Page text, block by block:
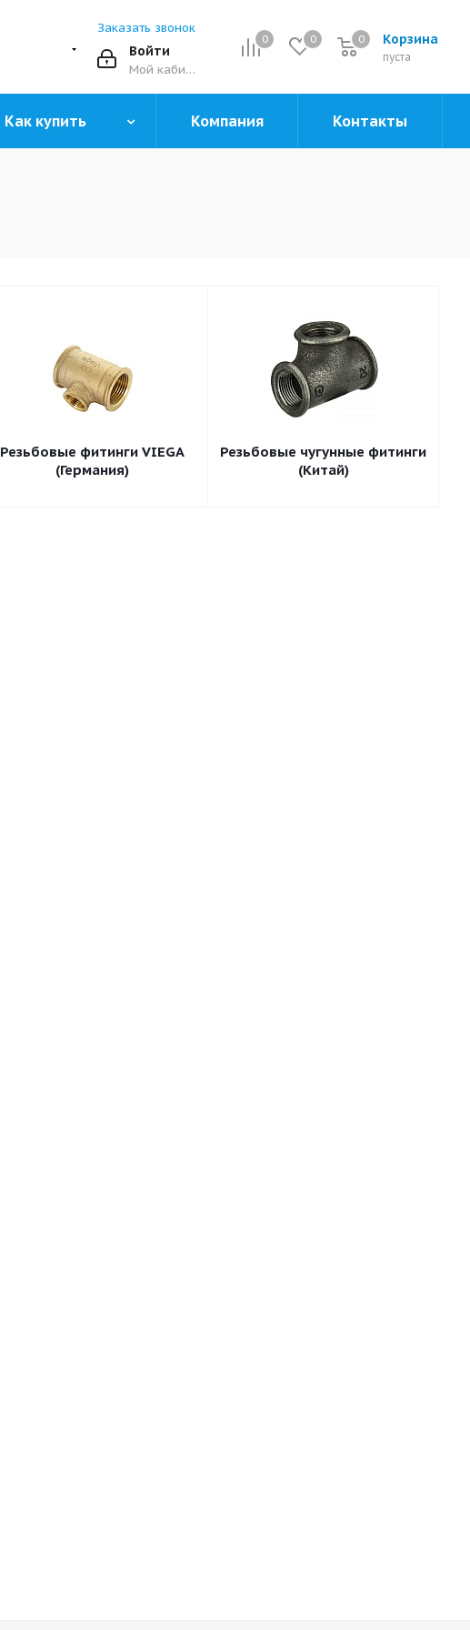
0 0 Корзина
0
пуста
0
Заказать звонок
Войти
Мой кабинет
Как купить Компания Контакты
Резьбовые фитинги VIEGA
(Германия)
Резьбовые чугунные фитинги
(Китай)